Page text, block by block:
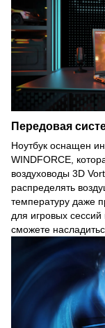
Передовая
Ноутбук оснащен
WINDFORCE,
воздуховоды 3D
распределять
температуру даже
для игровых
сможете